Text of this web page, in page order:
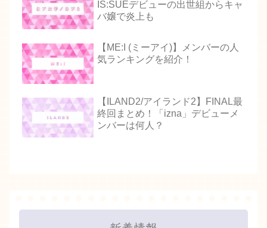
IS:SUEデビューの出世組からキャ
バ嬢で炎上も
【ME:I (ミーアイ)】メンバーの人
気ランキングを紹介！
【ILAND2/アイランド2】FINAL最
終回まとめ！「izna」デビューメ
ンバーは何人？